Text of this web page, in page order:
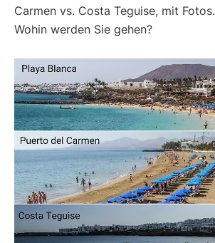
Carmen vs. Costa Teguise, mit Fotos.
Wohin werden Sie gehen?